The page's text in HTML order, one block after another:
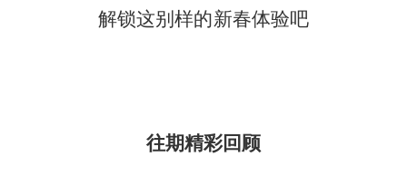
解锁这别样的新春体验吧
往期精彩回顾